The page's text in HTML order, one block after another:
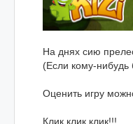
На днях сию
(Если кому-нибудь
Оценить игру
Клик клик клик!!!